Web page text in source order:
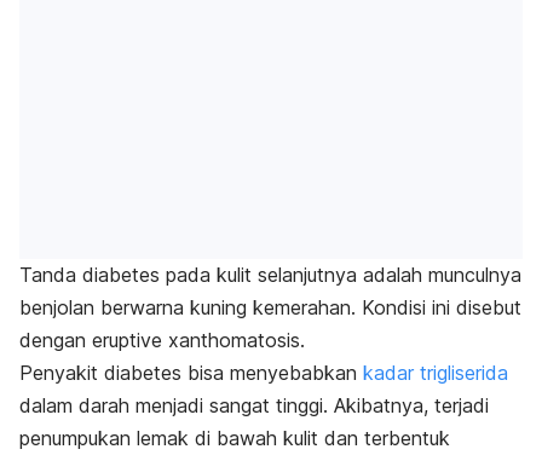
Tanda diabetes pada kulit selanjutnya adalah munculnya
benjolan berwarna kuning kemerahan. Kondisi ini disebut
dengan eruptive xanthomatosis.
Penyakit diabetes bisa menyebabkan kadar trigliserida
dalam darah menjadi sangat tinggi. Akibatnya, terjadi
penumpukan lemak di bawah kulit dan terbentuk